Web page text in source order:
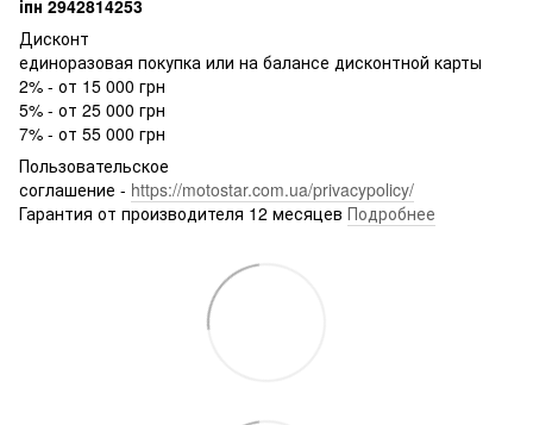
iпн 2942814253
Дисконт
единоразовая покупка или на балансе дисконтной карты
2% - от 15 000 грн
5% - от 25 000 грн
7% - от 55 000 грн
Пользовательское
соглашение - https://motostar.com.ua/privacypolicy/
Гарантия от производителя 12 месяцев Подробнее